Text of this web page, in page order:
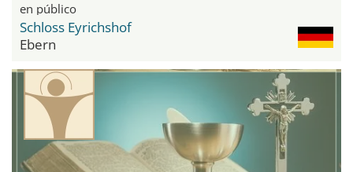
en público
Schloss Eyrichshof
Ebern